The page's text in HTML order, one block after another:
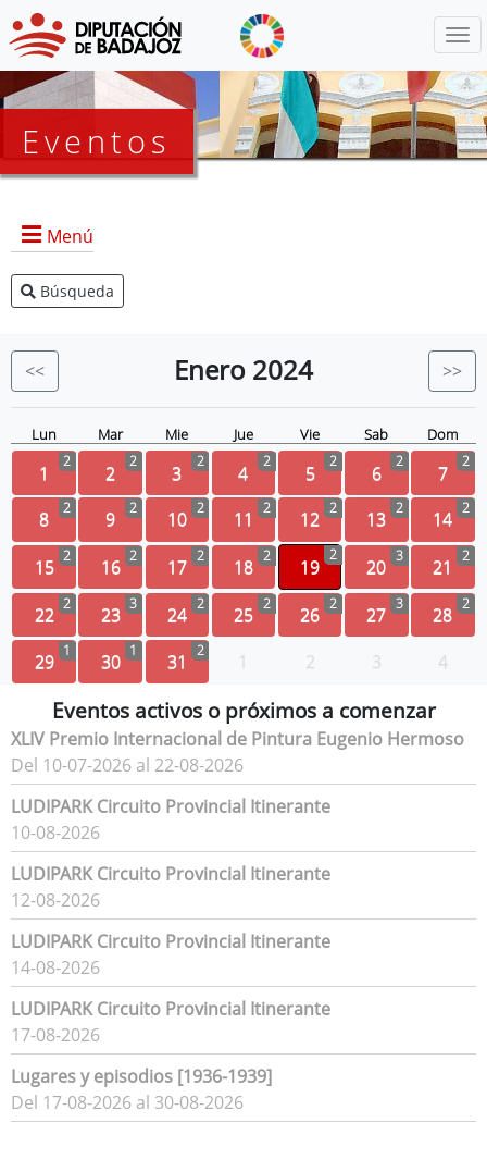
Eventos
Menú
Agenda Presidencia
Eventos
Búsqueda
<< Enero 2024 >>
Lun Mar Mie Jue Vie Sab Dom
1 2 2 2 3 2 4 2 5 2 6 2 7 2
8 2 9 2 10 2 11 2 12 2 13 2 14 2
15 2 16 2 17 2 18 2 19
2
20 3 21 2
22 2 23 3 24 2 25 2 26 2 27 3 28 2
29 1 30 1 31 2 1 2 3 4
Eventos activos o próximos a comenzar
XLIV Premio Internacional de Pintura Eugenio Hermoso
Del 10-07-2026 al 22-08-2026
LUDIPARK Circuito Provincial Itinerante
10-08-2026
LUDIPARK Circuito Provincial Itinerante
12-08-2026
LUDIPARK Circuito Provincial Itinerante
14-08-2026
LUDIPARK Circuito Provincial Itinerante
17-08-2026
Lugares y episodios [1936-1939]
Del 17-08-2026 al 30-08-2026